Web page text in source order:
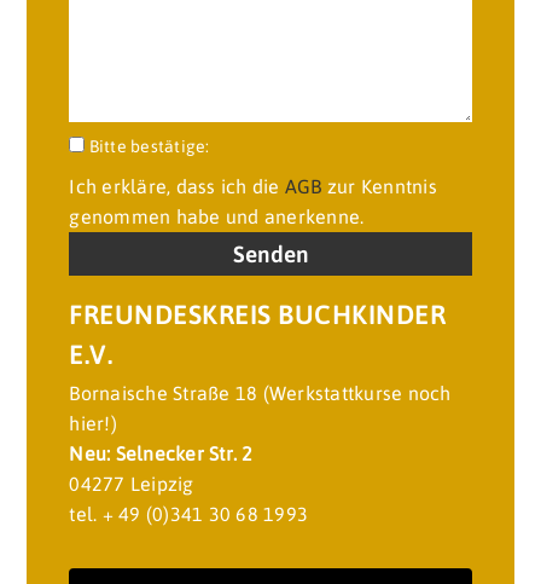
Bitte lasse dieses Feld leer.
Bitte bestätige:
Ich erkläre, dass ich die AGB zur Kenntnis
genommen habe und anerkenne.
FREUNDESKREIS BUCHKINDER
E.V.
Bornaische Straße 18 (Werkstattkurse noch
hier!)
Neu: Selnecker Str. 2
04277 Leipzig
tel. + 49 (0)341 30 68 1993